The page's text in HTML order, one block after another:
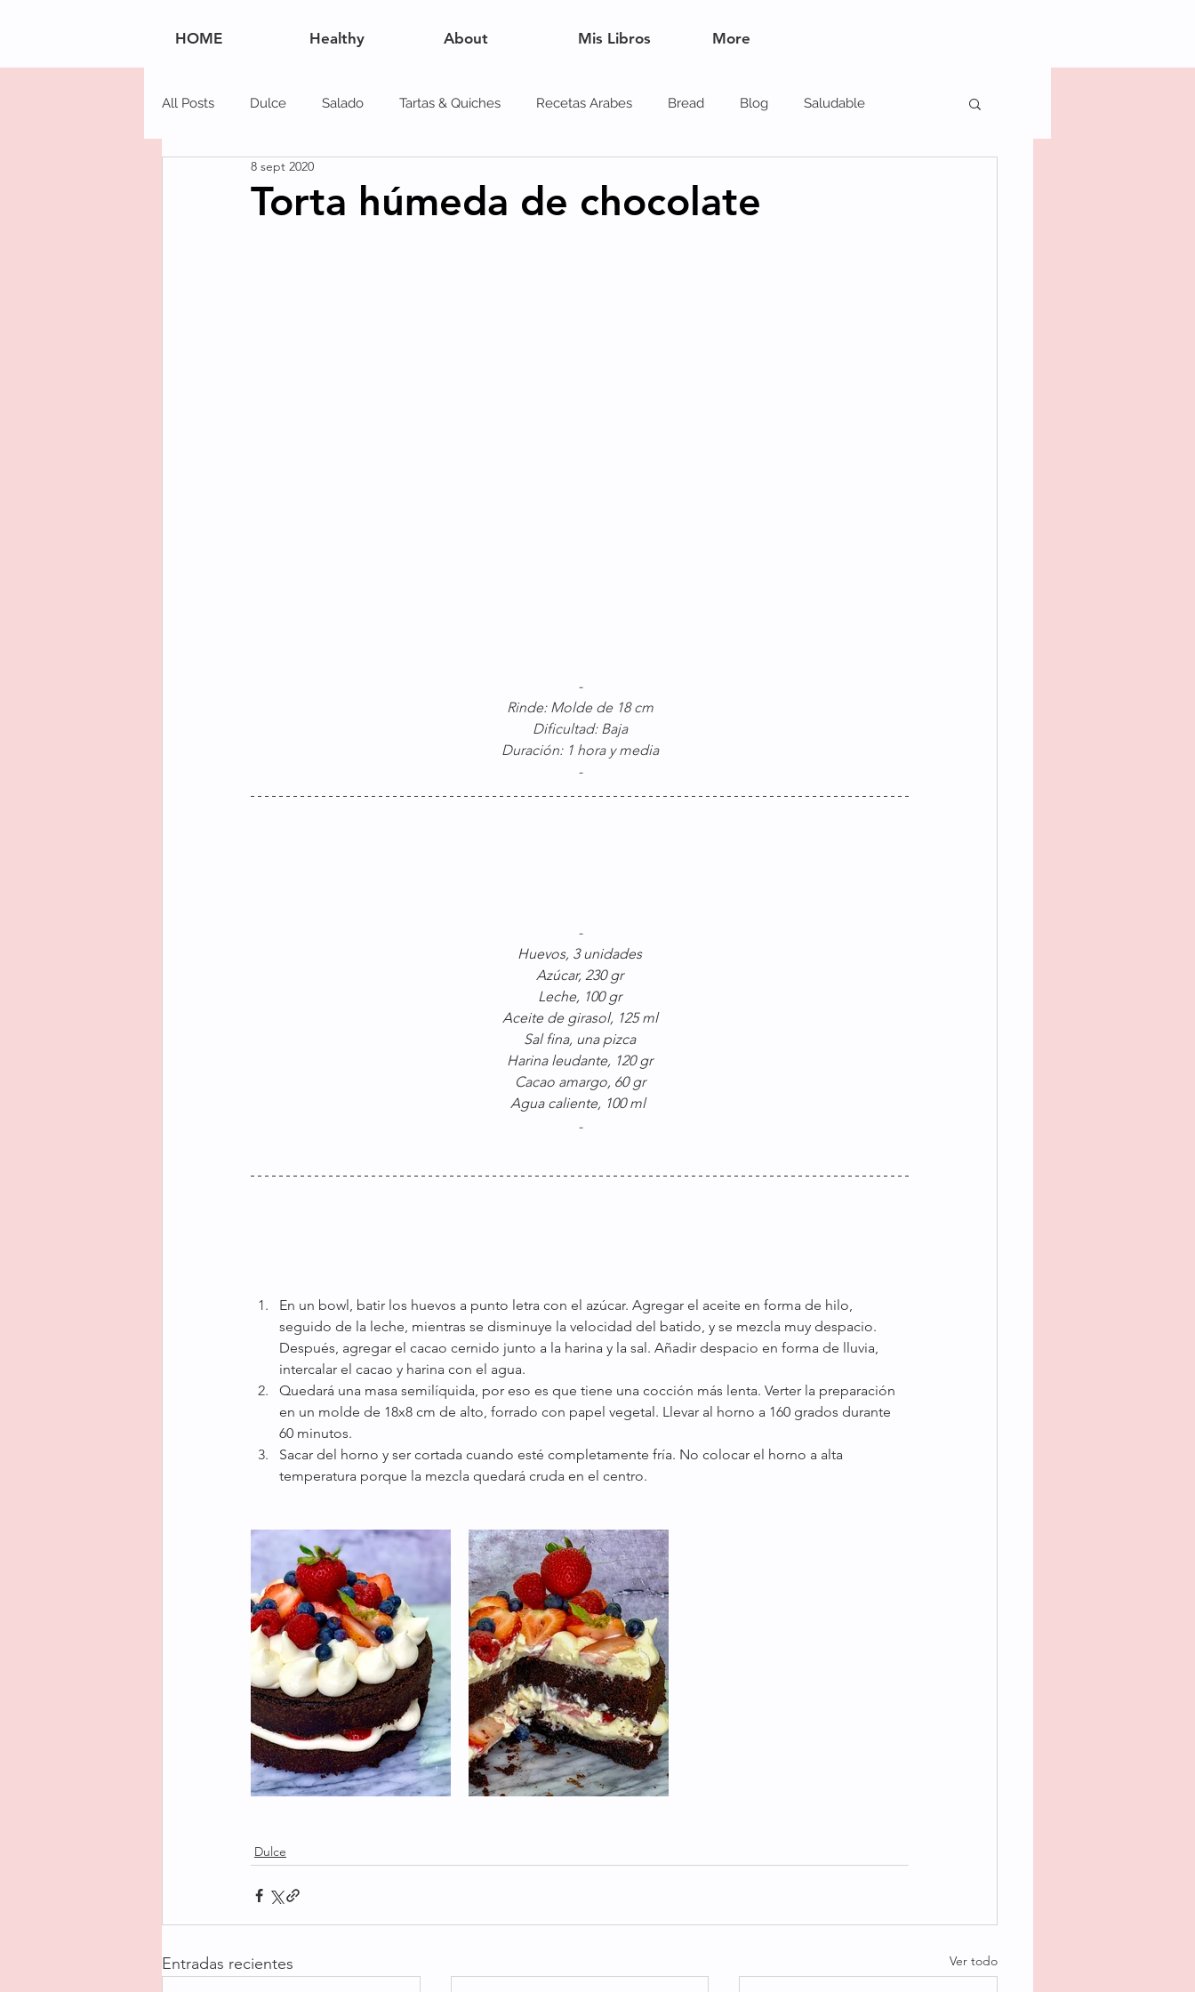
HOME Healthy About Mis Libros More
All Posts Dulce Salado Tartas & Quiches Recetas Arabes Bread Blog Saludable
Postres
Torta húmeda de chocolate
8 sept 2020
-
Rinde: Molde de 18 cm
Dificultad: Baja
Duración: 1 hora y media
-
-
Huevos, 3 unidades
Azúcar, 230 gr
Leche, 100 gr
Aceite de girasol, 125 ml
Sal fina, una pizca
Harina leudante, 120 gr
Cacao amargo, 60 gr
Agua caliente, 100 ml
-
En un bowl, batir los huevos a punto letra con el azúcar. Agregar el aceite en forma de hilo,
seguido de la leche, mientras se disminuye la velocidad del batido, y se mezcla muy despacio.
Después, agregar el cacao cernido junto a la harina y la sal. Añadir despacio en forma de lluvia,
intercalar el cacao y harina con el agua.
Quedará una masa semilíquida, por eso es que tiene una cocción más lenta. Verter la preparación
en un molde de 18x8 cm de alto, forrado con papel vegetal. Llevar al horno a 160 grados durante
60 minutos.
Sacar del horno y ser cortada cuando esté completamente fría. No colocar el horno a alta
temperatura porque la mezcla quedará cruda en el centro.
Dulce
Entradas recientes Ver todo